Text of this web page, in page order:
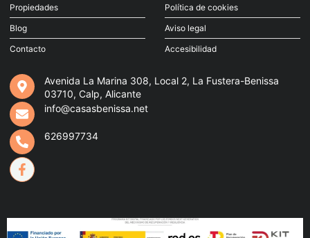
Propiedades
Blog
Contacto
Política de cookies
Aviso legal
Accesibilidad
Avenida La Marina 308, Local 2, La Fustera-Benissa
03710, Calp, Alicante
info@casasbenissa.net
626997734